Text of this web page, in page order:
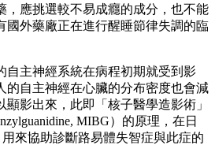
，應挑選較不易成癮的成分，也不能
國外藥廠正在進行醒睡節律失調的臨
自主神經系統在病程初期就受到影
的自主神經在心臟的分布密度也會減
影出來，此即「核子醫學造影術」
MIBG）的原理，在日
來協助診斷路易體失智症與此症的